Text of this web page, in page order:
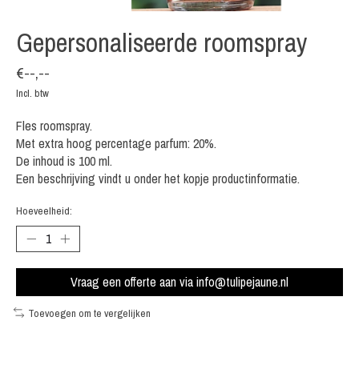
Gepersonaliseerde roomspray
€--,--
Incl. btw
Fles roomspray.
Met extra hoog percentage parfum: 20%.
De inhoud is 100 ml.
Een beschrijving vindt u onder het kopje productinformatie.
Hoeveelheid:
Vraag een offerte aan viainfo@tulipejaune.nl
Toevoegen om te vergelijken